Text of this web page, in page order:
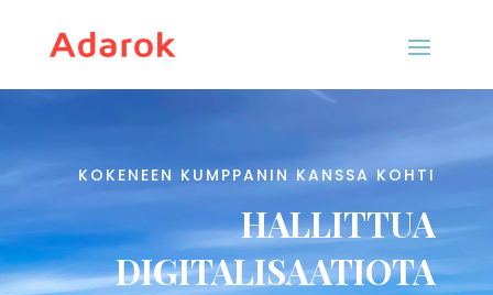
KOKENEEN KUMPPANIN KANSSA KOHTI
HALLITTUA
DIGITALISAATIOTA